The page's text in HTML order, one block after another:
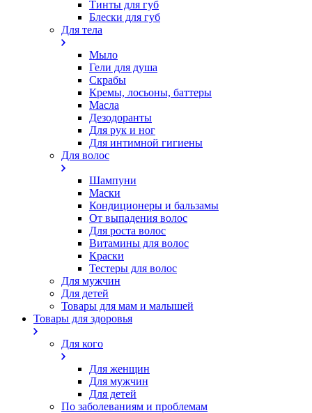
Тинты для губ
Блески для губ
Для тела
Мыло
Гели для душа
Скрабы
Кремы, лосьоны, баттеры
Масла
Дезодоранты
Для рук и ног
Для интимной гигиены
Для волос
Шампуни
Маски
Кондиционеры и бальзамы
От выпадения волос
Для роста волос
Витамины для волос
Краски
Тестеры для волос
Для мужчин
Для детей
Товары для мам и малышей
Товары для здоровья
Для кого
Для женщин
Для мужчин
Для детей
По заболеваниям и проблемам